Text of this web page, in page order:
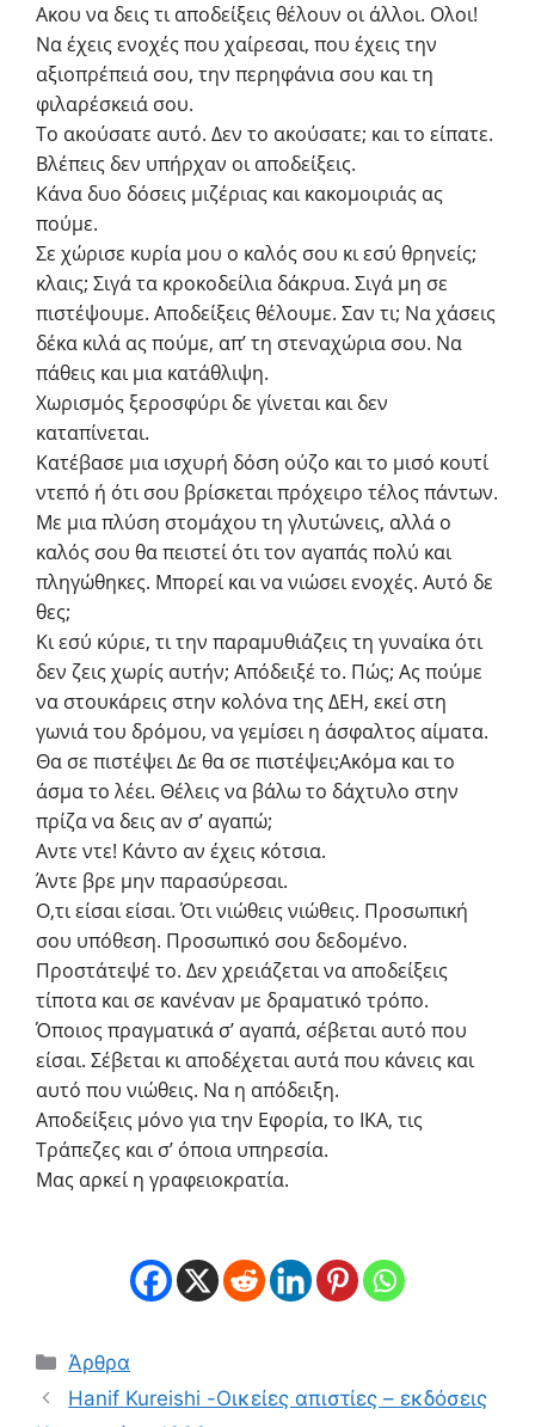
Aκου να δεις τι αποδείξεις θέλουν οι άλλοι. Oλοι!
Να έχεις ενοχές που χαίρεσαι, που έχεις την
αξιοπρέπειά σου, την περηφάνια σου και τη
φιλαρέσκειά σου.
Το ακούσατε αυτό. Δεν το ακούσατε; και το είπατε.
Βλέπεις δεν υπήρχαν οι αποδείξεις.
Κάνα δυο δόσεις μιζέριας και κακομοιριάς ας
πούμε.
Σε χώρισε κυρία μου ο καλός σου κι εσύ θρηνείς;
κλαις; Σιγά τα κροκοδείλια δάκρυα. Σιγά μη σε
πιστέψουμε. Αποδείξεις θέλουμε. Σαν τι; Να χάσεις
δέκα κιλά ας πούμε, απ’ τη στεναχώρια σου. Να
πάθεις και μια κατάθλιψη.
Χωρισμός ξεροσφύρι δε γίνεται και δεν
καταπίνεται.
Κατέβασε μια ισχυρή δόση ούζο και το μισό κουτί
ντεπό ή ότι σου βρίσκεται πρόχειρο τέλος πάντων.
Με μια πλύση στομάχου τη γλυτώνεις, αλλά ο
καλός σου θα πειστεί ότι τον αγαπάς πολύ και
πληγώθηκες. Μπορεί και να νιώσει ενοχές. Αυτό δε
θες;
Κι εσύ κύριε, τι την παραμυθιάζεις τη γυναίκα ότι
δεν ζεις χωρίς αυτήν; Απόδειξέ το. Πώς; Ας πούμε
να στουκάρεις στην κολόνα της ΔΕΗ, εκεί στη
γωνιά του δρόμου, να γεμίσει η άσφαλτος αίματα.
Θα σε πιστέψει Δε θα σε πιστέψει;Ακόμα και το
άσμα το λέει. Θέλεις να βάλω το δάχτυλο στην
πρίζα να δεις αν σ’ αγαπώ;
Aντε ντε! Κάντο αν έχεις κότσια.
Άντε βρε μην παρασύρεσαι.
O,τι είσαι είσαι. Ότι νιώθεις νιώθεις. Προσωπική
σου υπόθεση. Προσωπικό σου δεδομένο.
Προστάτεψέ το. Δεν χρειάζεται να αποδείξεις
τίποτα και σε κανέναν με δραματικό τρόπο.
Όποιος πραγματικά σ’ αγαπά, σέβεται αυτό που
είσαι. Σέβεται κι αποδέχεται αυτά που κάνεις και
αυτό που νιώθεις. Να η απόδειξη.
Αποδείξεις μόνο για την Εφορία, το ΙΚΑ, τις
Τράπεζες και σ’ όποια υπηρεσία.
Μας αρκεί η γραφειοκρατία.
Κατηγορίες
Άρθρα
Hanif Kureishi -Οικείες απιστίες – εκδόσεις